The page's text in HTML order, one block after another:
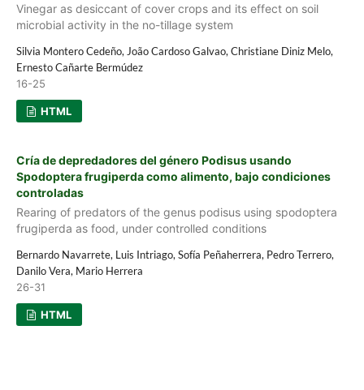
Vinegar as desiccant of cover crops and its effect on soil
microbial activity in the no-tillage system
Silvia Montero Cedeño, João Cardoso Galvao, Christiane Diniz Melo,
Ernesto Cañarte Bermúdez
16-25
HTML
Cría de depredadores del género Podisus usando
Spodoptera frugiperda como alimento, bajo condiciones
controladas
Rearing of predators of the genus podisus using spodoptera
frugiperda as food, under controlled conditions
Bernardo Navarrete, Luis Intriago, Sofía Peñaherrera, Pedro Terrero,
Danilo Vera, Mario Herrera
26-31
HTML